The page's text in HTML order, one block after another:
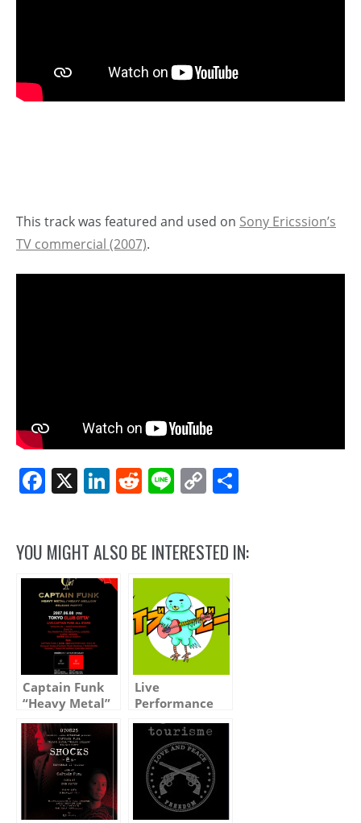
This track was featured and used on Sony Ericssion’s
TV commercial (2007).
Facebook
X LinkedIn
Reddit
LineCopy
YOU MIGHT ALSO BE INTERESTED IN:
Captain Funk
“Heavy Metal”
and “Heavy
Mellow”
Release Party
at Club Citta
Live
Performance
with OE band
at NHK-FM
“Live Beat”